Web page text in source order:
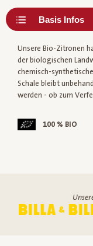
Unsere Bio-Zitronen
der biologischen
chemisch-
Schale bleibt
werden - ob zum
100 % BIO